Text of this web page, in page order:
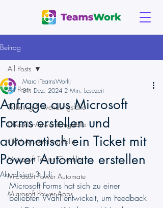
Beitrag
All Posts
Ticketing-Anwendungsfälle
Checklist-Anwendungsfälle
CRM-Anwendungsfälle
Microsoft Teams Checklist
Microsoft Power Automate
Microsoft Power Apps
All Posts
Anfrage aus Microsoft
Forms erstellen und
automatisch ein Ticket mit
Power Automate erstellen
Marc (TeamsWork)
31. Dez. 2024 2 Min. Lesezeit
Aktualisiert:3. Juli
Microsoft Forms hat sich zu einer
beliebten Wahl entwickelt, um Feedback